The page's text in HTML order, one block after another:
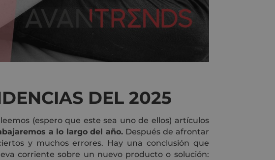
DEL 2025
(espero que este sea uno de ellos) artículos
a lo largo del año. Después de afrontar
y muchos errores. Hay una conclusión que
corriente sobre un nuevo producto o solución: